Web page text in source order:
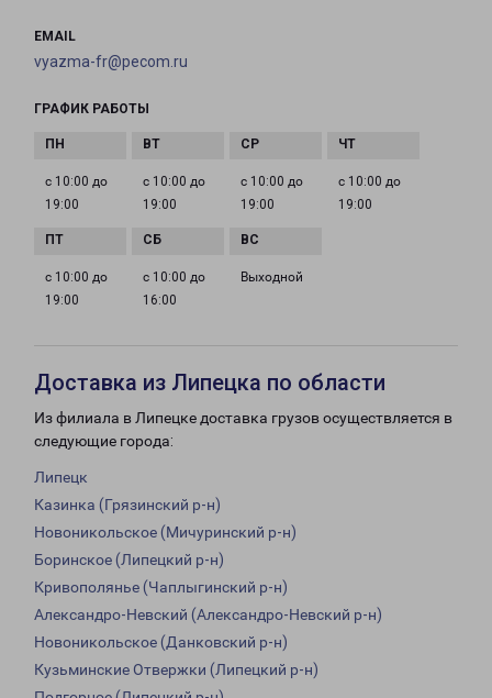
EMAIL
vyazma-fr@pecom.ru
ГРАФИК РАБОТЫ
с 10:00 до
19:00
с 10:00 до
19:00
с 10:00 до
19:00
с 10:00 до
19:00
с 10:00 до
19:00
с 10:00 до
16:00
Выходной
Доставка из Липецка по области
Из филиала в Липецке доставка грузов осуществляется в
следующие города:
Липецк
Казинка (Грязинский р-н)
Новоникольское (Мичуринский р-н)
Боринское (Липецкий р-н)
Кривополянье (Чаплыгинский р-н)
Александро-Невский (Александро-Невский р-н)
Новоникольское (Данковский р-н)
Кузьминские Отвержки (Липецкий р-н)